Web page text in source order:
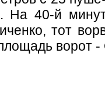
На 40-й
тот
ворот -